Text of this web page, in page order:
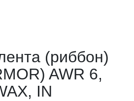
(риббон)
AWR 6,
IN